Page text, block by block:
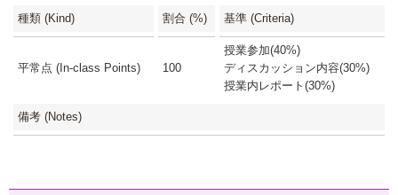
種類 (Kind) 割合 (%) 基準 (Criteria)
平常点 (In-class Points) 100
授業参加(40%)
ディスカッション内容(30%)
授業内レポート(30%)
備考 (Notes)